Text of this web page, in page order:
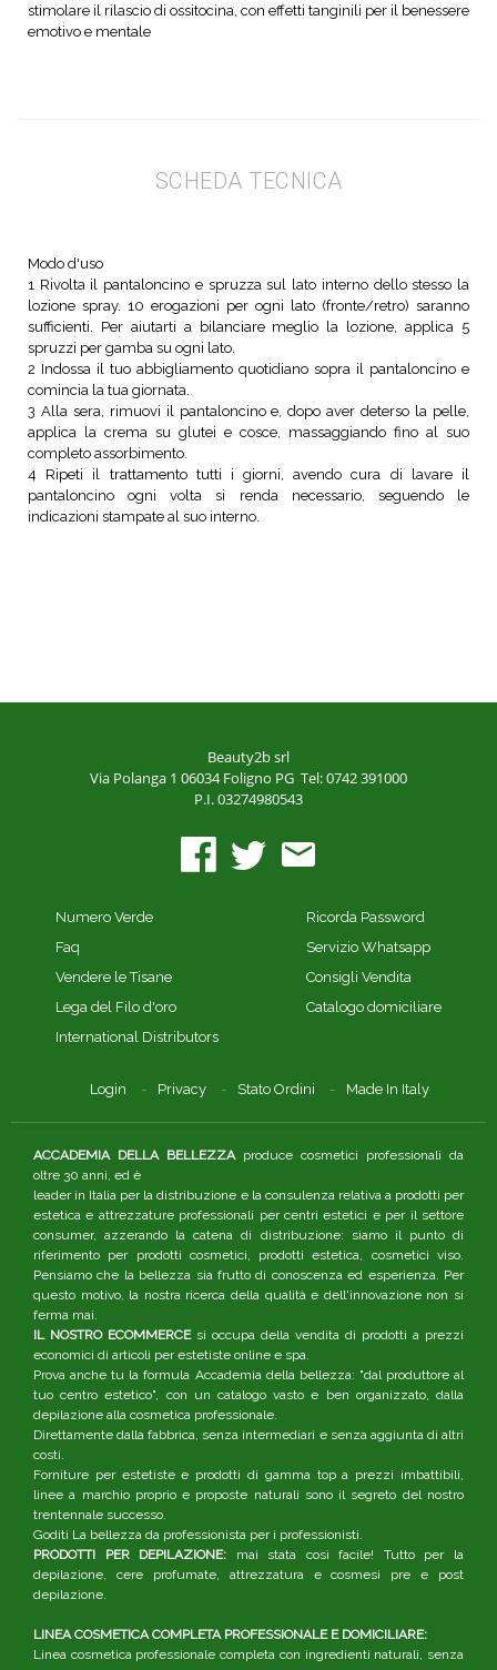
stimolare il rilascio di ossitocina, con effetti tanginili per il benessere
emotivo e mentale
SCHEDA TECNICA
Modo d'uso
1 Rivolta il pantaloncino e spruzza sul lato interno dello stesso la
lozione spray. 10 erogazioni per ogni lato (fronte/retro) saranno
sufficienti. Per aiutarti a bilanciare meglio la lozione, applica 5
spruzzi per gamba su ogni lato.
2 Indossa il tuo abbigliamento quotidiano sopra il pantaloncino e
comincia la tua giornata.
3 Alla sera, rimuovi il pantaloncino e, dopo aver deterso la pelle,
applica la crema su glutei e cosce, massaggiando fino al suo
completo assorbimento.
4 Ripeti il trattamento tutti i giorni, avendo cura di lavare il
pantaloncino ogni volta si renda necessario, seguendo le
indicazioni stampate al suo interno.
Beauty2b srl
Via Polanga 1 06034 Foligno PG Tel: 0742 391000
P.I. 03274980543
Numero Verde
Faq
Vendere le Tisane
Lega del Filo d'oro
International Distributors
Ricorda Password
Servizio Whatsapp
Consigli Vendita
Catalogo domiciliare
Login Privacy Stato Ordini Made In Italy
ACCADEMIA DELLA BELLEZZAproduce cosmetici professionali da
oltre 30 anni, ed è
leader in Italia per la distribuzione e la consulenza relativa a prodotti per
estetica e attrezzature professionali per centri estetici e per il settore
consumer, azzerando la catena di distribuzione: siamo il punto di
riferimento per prodotti cosmetici, prodotti estetica, cosmetici viso.
Pensiamo che la bellezza sia frutto di conoscenza ed esperienza. Per
questo motivo, la nostra ricerca della qualità e dell'innovazione non si
ferma mai.
IL NOSTRO ECOMMERCEsi occupa della vendita di prodotti a prezzi
economici di articoli per estetiste online e spa.
Prova anche tu la formula Accademia della bellezza: "dal produttore al
tuo centro estetico", con un catalogo vasto e ben organizzato, dalla
depilazione alla cosmetica professionale.
Direttamente dalla fabbrica, senza intermediari e senza aggiunta di altri
costi.
Forniture per estetiste e prodotti di gamma top a prezzi imbattibili,
linee a marchio proprio e proposte naturali sono il segreto del nostro
trentennale successo.
Goditi La bellezza da professionista per i professionisti.
PRODOTTI PER DEPILAZIONE: mai stata così facile! Tutto per la
depilazione, cere profumate, attrezzatura e cosmesi pre e post
depilazione.
LINEA COSMETICA COMPLETA PROFESSIONALE E DOMICILIARE:
Linea cosmetica professionale completa con ingredienti naturali, senza